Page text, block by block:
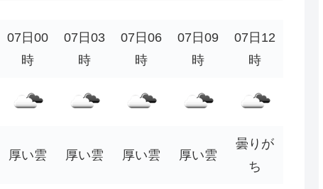
07日00
時
07日03
時
07日06
時
07日09
時
07日12
時
厚い雲 厚い雲 厚い雲 厚い雲
曇りが
ち